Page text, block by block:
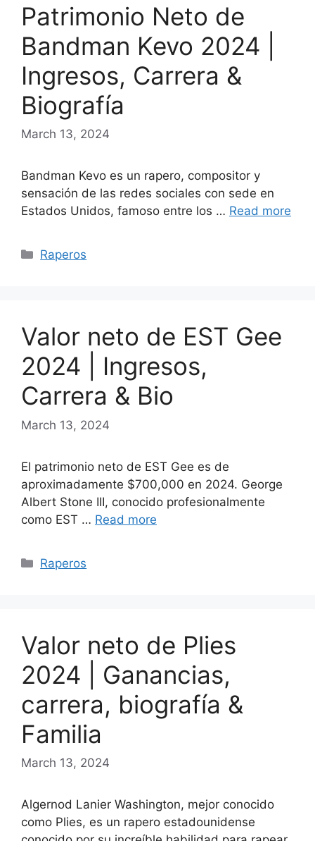
Patrimonio Neto de
Bandman Kevo 2024 |
Ingresos, Carrera &
Biografía
March 13, 2024
Bandman Kevo es un rapero, compositor y
sensación de las redes sociales con sede en
Estados Unidos, famoso entre los … Read more
Categories
Raperos
Valor neto de EST Gee
2024 | Ingresos,
Carrera & Bio
March 13, 2024
El patrimonio neto de EST Gee es de
aproximadamente $700,000 en 2024. George
Albert Stone III, conocido profesionalmente
como EST … Read more
Categories
Raperos
Valor neto de Plies
2024 | Ganancias,
carrera, biografía &
Familia
March 13, 2024
Algernod Lanier Washington, mejor conocido
como Plies, es un rapero estadounidense